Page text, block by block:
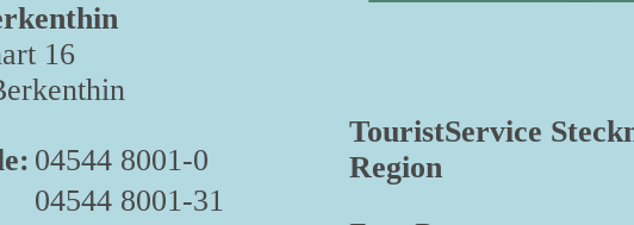
16
04544 8001-0
04544 8001-31
TouristService
Region